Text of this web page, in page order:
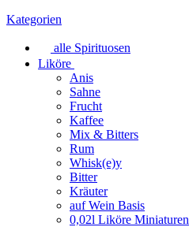
Kategorien
alle Spirituosen
Liköre
Anis
Sahne
Frucht
Kaffee
Mix & Bitters
Rum
Whisk(e)y
Bitter
Kräuter
auf Wein Basis
0,02l Liköre Miniaturen